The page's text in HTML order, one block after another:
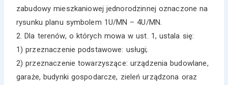
zabudowy mieszkaniowej jednorodzinnej oznaczone na
rysunku planu symbolem 1U/MN – 4U/MN.
2. Dla terenów, o których mowa w ust. 1, ustala się:
1) przeznaczenie podstawowe: usługi;
2) przeznaczenie towarzyszące: urządzenia budowlane,
garaże, budynki gospodarcze, zieleń urządzona oraz